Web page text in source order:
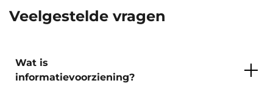
Veelgestelde vragen
Wat is
informatievoorziening?